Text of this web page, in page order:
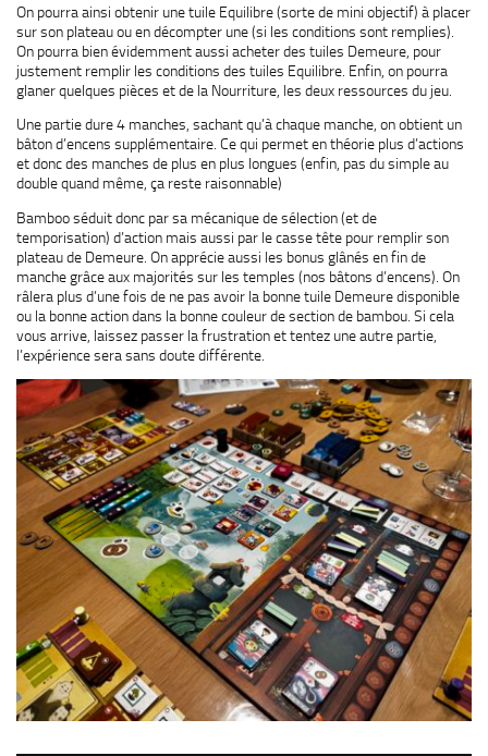
On pourra ainsi obtenir une tuile Equilibre (sorte de mini objectif) à placer
sur son plateau ou en décompter une (si les conditions sont remplies).
On pourra bien évidemment aussi acheter des tuiles Demeure, pour
justement remplir les conditions des tuiles Equilibre. Enfin, on pourra
glaner quelques pièces et de la Nourriture, les deux ressources du jeu.
Une partie dure 4 manches, sachant qu’à chaque manche, on obtient un
bâton d’encens supplémentaire. Ce qui permet en théorie plus d’actions
et donc des manches de plus en plus longues (enfin, pas du simple au
double quand même, ça reste raisonnable)
Bamboo séduit donc par sa mécanique de sélection (et de
temporisation) d’action mais aussi par le casse tête pour remplir son
plateau de Demeure. On apprécie aussi les bonus glânés en fin de
manche grâce aux majorités sur les temples (nos bâtons d’encens). On
râlera plus d’une fois de ne pas avoir la bonne tuile Demeure disponible
ou la bonne action dans la bonne couleur de section de bambou. Si cela
vous arrive, laissez passer la frustration et tentez une autre partie,
l’expérience sera sans doute différente.